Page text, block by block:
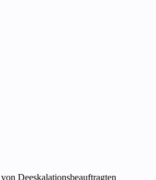
Deeskalationsbeauftragten